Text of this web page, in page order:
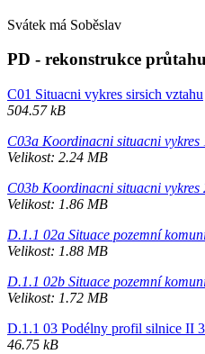
Svátek má Soběslav
PD - rekonstrukce
C01 Situacni vykres sirsich vztahu
504.57 kB
C03a Koordinacni situacni vykres
Velikost: 2.24 MB
C03b Koordinacni situacni vykres
Velikost: 1.86 MB
D.1.1 02a Situace pozemní
Velikost: 1.88 MB
D.1.1 02b Situace pozemní
Velikost: 1.72 MB
D.1.1 03 Podélny profil silnice II
46.75 kB